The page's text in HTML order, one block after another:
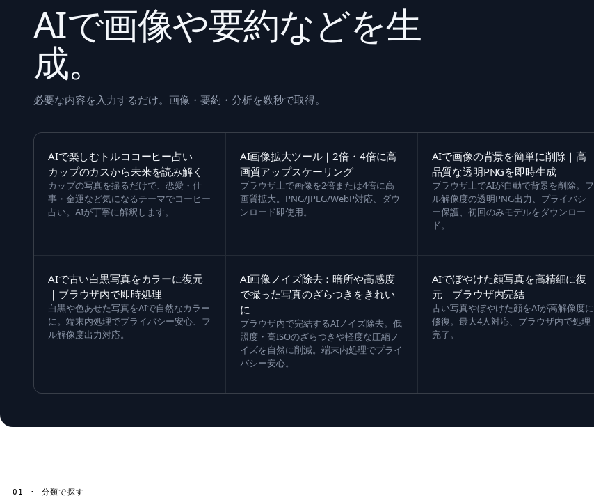
AIで画像や要約などを生
成。
必要な内容を入力するだけ。画像・要約・分析を数秒で取得。
AIで楽しむトルココーヒー占い｜
カップのカスから未来を読み解く
カップの写真を撮るだけで、恋愛・仕
事・金運など気になるテーマでコーヒー
占い。AIが丁寧に解釈します。
AI画像拡大ツール｜2倍・4倍に高
画質アップスケーリング
ブラウザ上で画像を2倍または4倍に高
画質拡大。PNG/JPEG/WebP対応、ダウ
ンロード即使用。
AIで画像の背景を簡単に削除｜高
品質な透明PNGを即時生成
ブラウザ上でAIが自動で背景を削除。フ
ル解像度の透明PNG出力、プライバシ
ー保護、初回のみモデルをダウンロー
ド。
AIで古い白黒写真をカラーに復元
｜ブラウザ内で即時処理
白黒や色あせた写真をAIで自然なカラー
に。端末内処理でプライバシー安心、フ
ル解像度出力対応。
AI画像ノイズ除去：暗所や高感度
で撮った写真のざらつきをきれい
に
ブラウザ内で完結するAIノイズ除去。低
照度・高ISOのざらつきや軽度な圧縮ノ
イズを自然に削減。端末内処理でプライ
バシー安心。
AIでぼやけた顔写真を高精細に復
元｜ブラウザ内完結
古い写真やぼやけた顔をAIが高解像度に
修復。最大4人対応、ブラウザ内で処理
完了。
01 · 分類で探す